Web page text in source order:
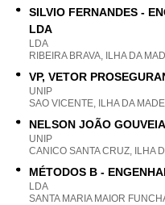
SILVIO FERNANDES -
LDA
LDA
RIBEIRA BRAVA, ILHA DA
VP, VETOR
UNIP
SAO VICENTE, ILHA DA
NELSON JOÃO
UNIP
CANICO SANTA CRUZ, ILHA
MÉTODOS B -
LDA
SANTA MARIA MAIOR